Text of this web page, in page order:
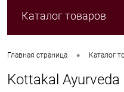
Каталог товаров
Главная страница • Каталог
Kottakal